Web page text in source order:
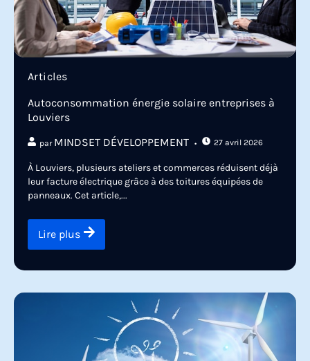
Articles
Autoconsommation énergie solaire entreprises à
Louviers
par MINDSET DÉVELOPPEMENT 27 avril 2026
À Louviers, plusieurs ateliers et commerces réduisent déjà
leur facture électrique grâce à des toitures équipées de
panneaux. Cet article,...
Lire plus